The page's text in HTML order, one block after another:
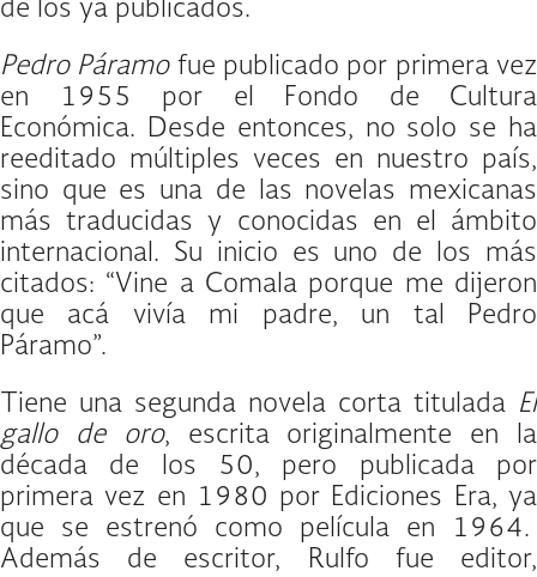
de los ya publicados.
Pedro Páramofue publicado por primera vez
en 1955 por el Fondo de Cultura
Económica. Desde entonces, no solo se ha
reeditado múltiples veces en nuestro país,
sino que es una de las novelas mexicanas
más traducidas y conocidas en el ámbito
internacional. Su inicio es uno de los más
citados: “Vine a Comala porque me dijeron
que acá vivía mi padre, un tal Pedro
Páramo”.
Tiene una segunda novela corta titulada El
gallo de oro, escrita originalmente en la
década de los 50, pero publicada por
primera vez en 1980 por Ediciones Era, ya
que se estrenó como película en 1964.
Además de escritor, Rulfo fue editor,